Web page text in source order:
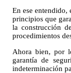
En ese entendido,
principios que
la construcción
procedimientos
Ahora bien, por
garantía de
indeterminación